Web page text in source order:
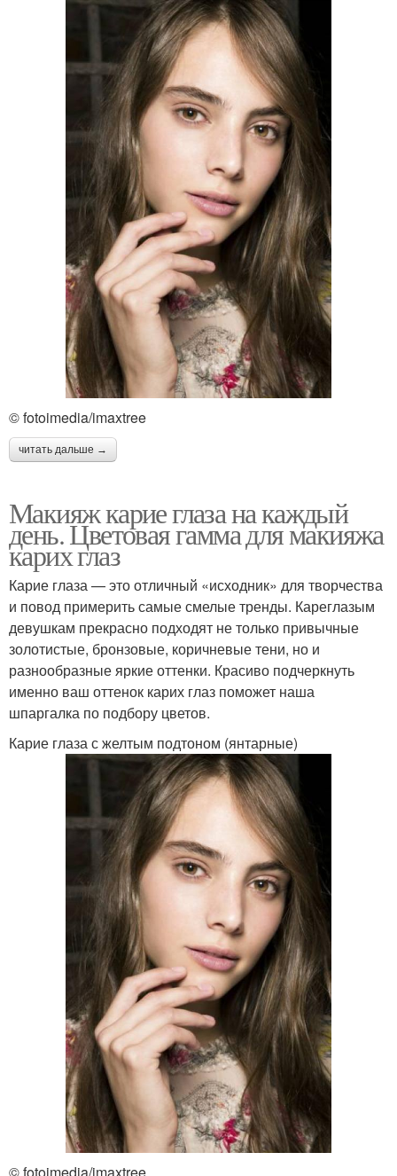
© fotoimedia/imaxtree
читать дальше →
Макияж карие глаза на каждый
день. Цветовая гамма для макияжа
карих глаз
Карие глаза — это отличный «исходник» для творчества
и повод примерить самые смелые тренды. Кареглазым
девушкам прекрасно подходят не только привычные
золотистые, бронзовые, коричневые тени, но и
разнообразные яркие оттенки. Красиво подчеркнуть
именно ваш оттенок карих глаз поможет наша
шпаргалка по подбору цветов.
Карие глаза с желтым подтоном (янтарные)